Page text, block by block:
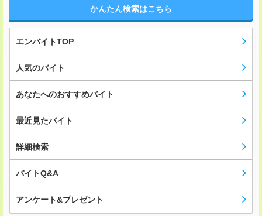
かんたん検索はこちら
エンバイトTOP
人気のバイト
あなたへのおすすめバイト
最近見たバイト
詳細検索
バイトQ&A
アンケート&プレゼント